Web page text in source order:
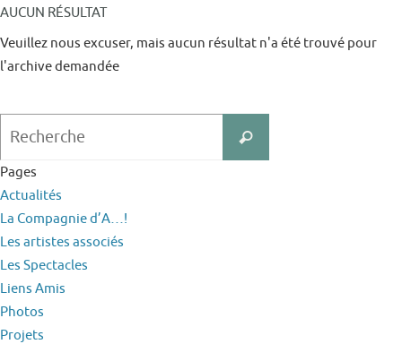
AUCUN RÉSULTAT
Veuillez nous excuser, mais aucun résultat n'a été trouvé pour
l'archive demandée
Recherche
Pages
Actualités
La Compagnie d’A…!
Les artistes associés
Les Spectacles
Liens Amis
Photos
Projets